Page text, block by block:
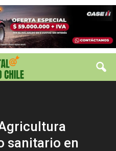
sanitario en